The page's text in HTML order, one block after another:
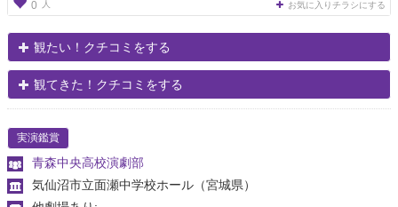
0 人 お気に入りチラシにする
観たい！クチコミをする
観てきた！クチコミをする
実演鑑賞
青森中央高校演劇部
気仙沼市立面瀬中学校ホール （宮城県）